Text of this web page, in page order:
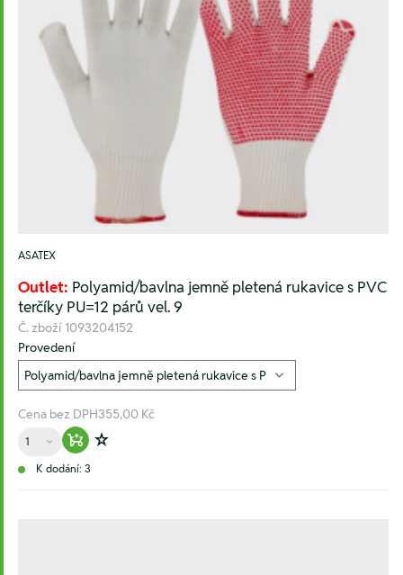
ASATEX
Outlet: Polyamid/bavlna jemně pletená rukavice s PVC
terčíky PU=12 párů vel. 9
Č. zboží 1093204152
Provedení
Cena bez DPH355,00 Kč
Množství
Warenkorb hinzufügen
Zur Wunschliste hinzufügen
K dodání: 3